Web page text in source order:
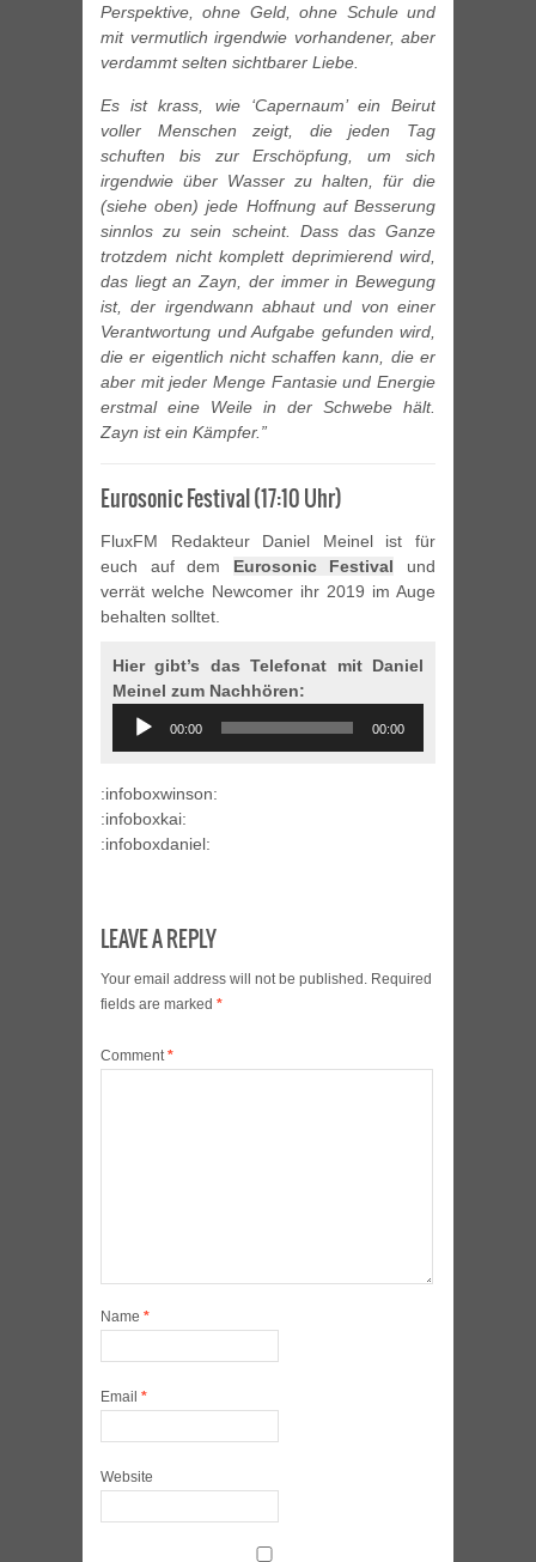
Perspektive, ohne Geld, ohne Schule und
mit vermutlich irgendwie vorhandener, aber
verdammt selten sichtbarer Liebe.
Es ist krass, wie ‘Capernaum’ ein Beirut
voller Menschen zeigt, die jeden Tag
schuften bis zur Erschöpfung, um sich
irgendwie über Wasser zu halten, für die
(siehe oben) jede Hoffnung auf Besserung
sinnlos zu sein scheint. Dass das Ganze
trotzdem nicht komplett deprimierend wird,
das liegt an Zayn, der immer in Bewegung
ist, der irgendwann abhaut und von einer
Verantwortung und Aufgabe gefunden wird,
die er eigentlich nicht schaffen kann, die er
aber mit jeder Menge Fantasie und Energie
erstmal eine Weile in der Schwebe hält.
Zayn ist ein Kämpfer.”
Eurosonic Festival (17:10 Uhr)
FluxFM Redakteur Daniel Meinel ist für
euch auf dem Eurosonic Festival und
verrät welche Newcomer ihr 2019 im Auge
behalten solltet.
Hier gibt’s das Telefonat mit Daniel
Meinel zum Nachhören:
Audio
Player
00:00 00:00
:infoboxwinson:
:infoboxkai:
:infoboxdaniel:
LEAVE A REPLY
Your email address will not be published. Required
fields are marked *
Comment*
Name *
Email *
Website